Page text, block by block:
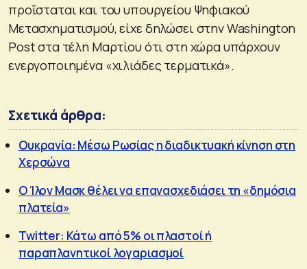
προΐσταται και του υπουργείου Ψηφιακού
Μετασχηματισμού, είχε δηλώσει στην Washington
Post στα τέλη Μαρτίου ότι στη χώρα υπάρχουν
ενεργοποιημένα «χιλιάδες τερματικά».
Σχετικά άρθρα:
Ουκρανία: Μέσω Ρωσίας η διαδικτυακή κίνηση στη
Χερσώνα
Ο Ίλον Μασκ θέλει να επανασχεδιάσει τη «δημόσια
πλατεία»
Twitter: Κάτω από 5% οι πλαστοί ή
παραπλανητικοί λογαριασμοί